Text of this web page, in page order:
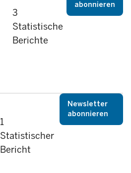
3
Statistische
Berichte
abonnieren
1
Statistischer
Bericht
Newsletter
abonnieren